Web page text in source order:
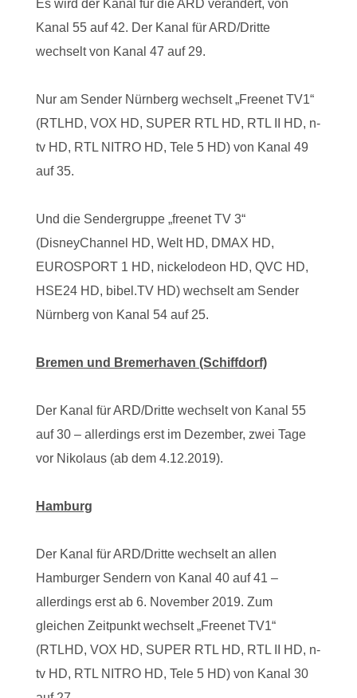
Es wird der Kanal für die ARD verändert, von
Kanal 55 auf 42. Der Kanal für ARD/Dritte
wechselt von Kanal 47 auf 29.
Nur am Sender Nürnberg wechselt „Freenet TV1“
(RTLHD, VOX HD, SUPER RTL HD, RTL II HD, n-
tv HD, RTL NITRO HD, Tele 5 HD) von Kanal 49
auf 35.
Und die Sendergruppe „freenet TV 3“
(DisneyChannel HD, Welt HD, DMAX HD,
EUROSPORT 1 HD, nickelodeon HD, QVC HD,
HSE24 HD, bibel.TV HD) wechselt am Sender
Nürnberg von Kanal 54 auf 25.
Bremen und Bremerhaven (Schiffdorf)
Der Kanal für ARD/Dritte wechselt von Kanal 55
auf 30 – allerdings erst im Dezember, zwei Tage
vor Nikolaus (ab dem 4.12.2019).
Hamburg
Der Kanal für ARD/Dritte wechselt an allen
Hamburger Sendern von Kanal 40 auf 41 –
allerdings erst ab 6. November 2019. Zum
gleichen Zeitpunkt wechselt „Freenet TV1“
(RTLHD, VOX HD, SUPER RTL HD, RTL II HD, n-
tv HD, RTL NITRO HD, Tele 5 HD) von Kanal 30